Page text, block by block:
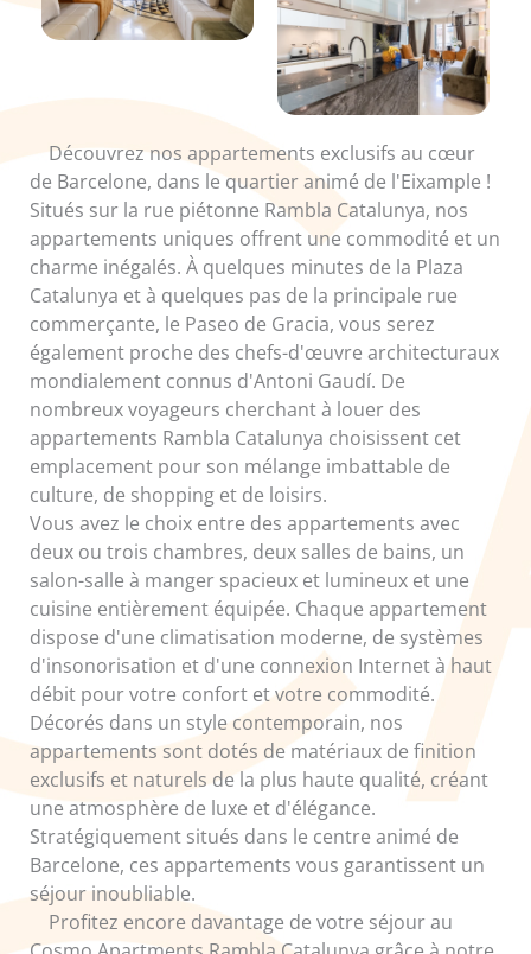
Découvrez nos appartements exclusifs au cœur
de Barcelone, dans le quartier animé de l'Eixample !
Situés sur la rue piétonne Rambla Catalunya, nos
appartements uniques offrent une commodité et un
charme inégalés. À quelques minutes de la Plaza
Catalunya et à quelques pas de la principale rue
commerçante, le Paseo de Gracia, vous serez
également proche des chefs-d'œuvre architecturaux
mondialement connus d'Antoni Gaudí. De
nombreux voyageurs cherchant à louer des
appartements Rambla Catalunya choisissent cet
emplacement pour son mélange imbattable de
culture, de shopping et de loisirs.
Vous avez le choix entre des appartements avec
deux ou trois chambres, deux salles de bains, un
salon-salle à manger spacieux et lumineux et une
cuisine entièrement équipée. Chaque appartement
dispose d'une climatisation moderne, de systèmes
d'insonorisation et d'une connexion Internet à haut
débit pour votre confort et votre commodité.
Décorés dans un style contemporain, nos
appartements sont dotés de matériaux de finition
exclusifs et naturels de la plus haute qualité, créant
une atmosphère de luxe et d'élégance.
Stratégiquement situés dans le centre animé de
Barcelone, ces appartements vous garantissent un
séjour inoubliable.
Profitez encore davantage de votre séjour au